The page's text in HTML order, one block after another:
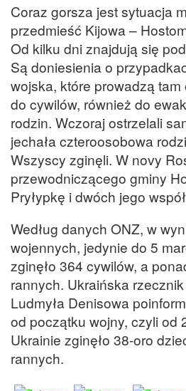
Coraz gorsza jest sytuacja
przedmieść Kijowa –
Od kilku dni znajdują się
Są doniesienia o
wojska, które prowadzą
do cywilów, również do
rodzin. Wczoraj ostrzelali
jechała czteroosobowa
Wszyscy zginęli. W novy
przewodniczącego gminy
Pryłypkę i dwóch jego
Według danych ONZ, w
wojennych, jedynie do 5
zginęło 364 cywilów, a
rannych. Ukraińska
Ludmyła Denisowa
od początku wojny, czyli od
Ukrainie zginęło 38-oro
rannych.